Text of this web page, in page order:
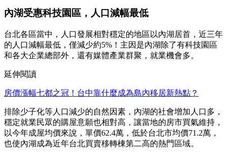
內湖受惠科技園區，人口減幅最低
台北各區當中，人口發展相對穩定的地區以內湖居首，近三年
的人口減幅最低，僅減少約5%！主因是內湖除了有科技園區
和各大企業總部外，還有媒體產業群聚，就業機會多。
延伸閱讀
房價漲幅七都之冠！台中靠什麼成為島內移居新熱點？
排除少子化等人口減少的自然因素，內湖的社會增加人口多，
穩定就業民眾的購屋意願也相對高，讓當地的房市買氣維持，
以今年成屋均價來說，單價62.4萬，低於台北市均價71.2萬，
也使內湖成為近年台北買賣移轉棟第二高的熱門區域。